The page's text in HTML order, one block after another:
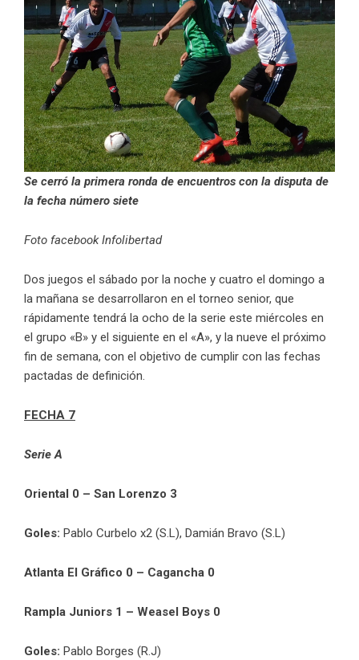
Se cerró la primera ronda de encuentros con la disputa de
la fecha número siete
Foto facebook Infolibertad
Dos juegos el sábado por la noche y cuatro el domingo a
la mañana se desarrollaron en el torneo senior, que
rápidamente tendrá la ocho de la serie este miércoles en
el grupo «B» y el siguiente en el «A», y la nueve el próximo
fin de semana, con el objetivo de cumplir con las fechas
pactadas de definición.
FECHA 7
Serie A
Oriental 0 – San Lorenzo 3
Goles: Pablo Curbelo x2 (S.L), Damián Bravo (S.L)
Atlanta El Gráfico 0 – Cagancha 0
Rampla Juniors 1 – Weasel Boys 0
Goles: Pablo Borges (R.J)